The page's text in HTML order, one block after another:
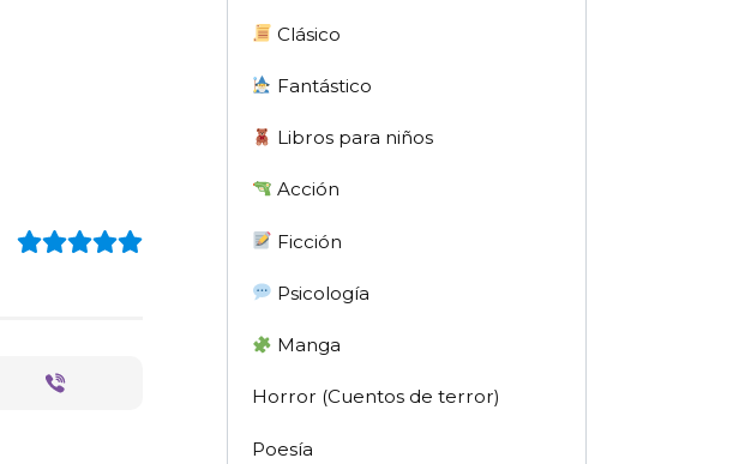
Clásico
Fantástico
Libros para niños
Acción
Ficción
Psicología
Manga
Horror (Cuentos de terror)
Poesía